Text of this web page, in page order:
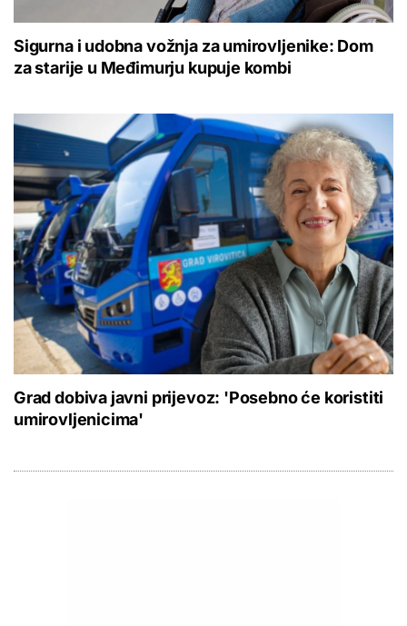
Sigurna i udobna vožnja za umirovljenike: Dom
za starije u Međimurju kupuje kombi
Grad dobiva javni prijevoz: 'Posebno će koristiti
umirovljenicima'